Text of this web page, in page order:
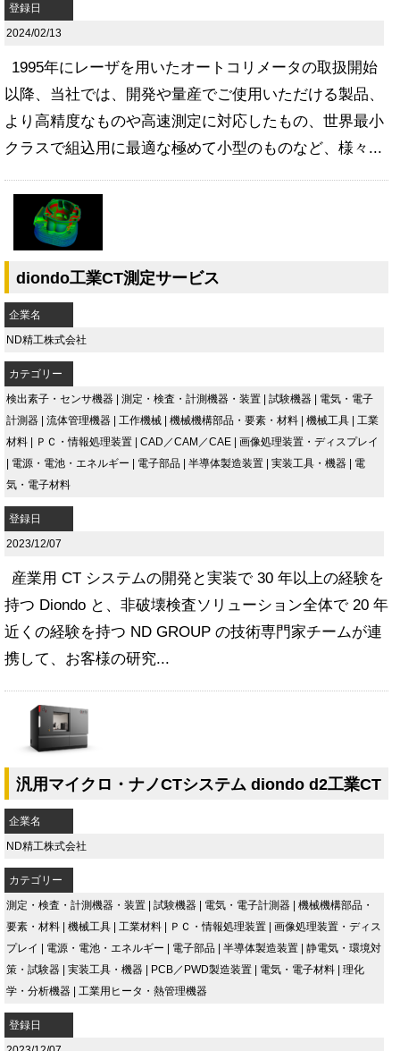
登録日
2024/02/13
1995年にレーザを用いたオートコリメータの取扱開始
以降、当社では、開発や量産でご使用いただける製品、
より高精度なものや高速測定に対応したもの、世界最小
クラスで組込用に最適な極めて小型のものなど、様々...
diondo工業CT測定サービス
企業名
ND精工株式会社
カテゴリー
検出素子・センサ機器 | 測定・検査・計測機器・装置 | 試験機器 | 電気・電子
計測器 | 流体管理機器 | 工作機械 | 機械機構部品・要素・材料 | 機械工具 | 工業
材料 | ＰＣ・情報処理装置 | CAD／CAM／CAE | 画像処理装置・ディスプレイ
| 電源・電池・エネルギー | 電子部品 | 半導体製造装置 | 実装工具・機器 | 電
気・電子材料
登録日
2023/12/07
産業用 CT システムの開発と実装で 30 年以上の経験を
持つ Diondo と、非破壊検査ソリューション全体で 20 年
近くの経験を持つ ND GROUP の技術専門家チームが連
携して、お客様の研究...
汎用マイクロ・ナノCTシステム diondo d2工業CT
企業名
ND精工株式会社
カテゴリー
測定・検査・計測機器・装置 | 試験機器 | 電気・電子計測器 | 機械機構部品・
要素・材料 | 機械工具 | 工業材料 | ＰＣ・情報処理装置 | 画像処理装置・ディス
プレイ | 電源・電池・エネルギー | 電子部品 | 半導体製造装置 | 静電気・環境対
策・試験器 | 実装工具・機器 | PCB／PWD製造装置 | 電気・電子材料 | 理化
学・分析機器 | 工業用ヒータ・熱管理機器
登録日